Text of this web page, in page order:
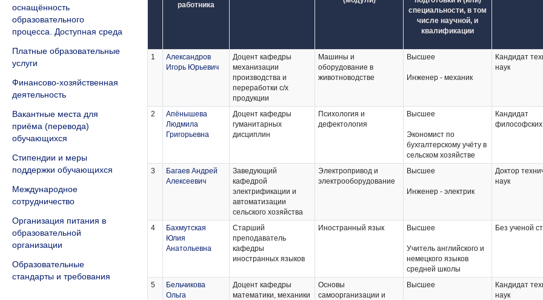
оснащённость
образовательного
процесса. Доступная среда
Платные образовательные
услуги
Финансово-хозяйственная
деятельность
Вакантные места для
приёма (перевода)
обучающихся
Стипендии и меры
поддержки обучающихся
Международное
сотрудничество
Организация питания в
образовательной
организации
Образовательные
стандарты и требования
работника
специальности, в том
числе научной, и
квалификации
1
Александров
Игорь Юрьевич
Доцент кафедры
механизации
производства и
переработки с/х
продукции
Машины и
оборудование в
животноводстве
Высшее
Инженер - механик
Кандидат
наук
2
Апёнышева
Людмила
Григорьевна
Доцент кафедры
гуманитарных
дисциплин
Психология и
дефектология
Высшее
Экономист по
бухгалтерскому учёту в
сельском хозяйстве
Кандидат
философских
3
Багаев Андрей
Алексеевич
Заведующий
кафедрой
электрификации и
автоматизации
сельского хозяйства
Электропривод и
электрооборудование
Высшее
Инженер - электрик
Доктор
наук
4
Бахмутская
Юлия
Анатольевна
Старший
преподаватель
кафедры
иностранных языков
Иностранный язык Высшее
Учитель английского и
немецкого языков
средней школы
Без ученой
5
Бельчикова
Ольга
Доцент кафедры
математики, механики
Основы
самоорганизации и
Высшее
Кандидат
наук